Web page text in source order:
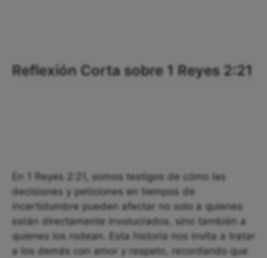
Reflexión Corta sobre 1 Reyes 2:21
En 1 Reyes 2:21, somos testigos de cómo las
decisiones y peticiones en tiempos de
incertidumbre pueden afectar no solo a quienes
están directamente involucrados, sino también a
quienes los rodean. Esta historia nos invita a tratar
a los demás con amor y respeto, recordando que